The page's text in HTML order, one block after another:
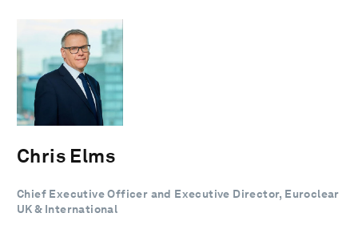
Chris Elms
Chief Executive Officer and Executive Director, Euroclear
UK & International